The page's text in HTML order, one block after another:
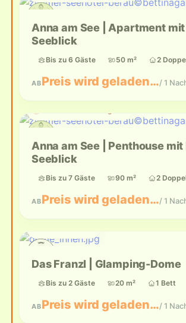
Anna am See | Apartment mit
Seeblick
Bis zu 6 Gäste 50 m² 2
ABPreis wird geladen…/ 1
Anna am See | Penthouse mit
Seeblick
Bis zu 7 Gäste 90 m² 2
ABPreis wird geladen…/ 1
Das Franzl | Glamping-Dome
Bis zu 2 Gäste 20 m² 1 Bett
ABPreis wird geladen…/ 1